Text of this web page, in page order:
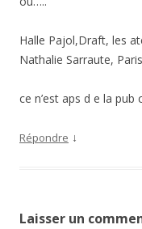
Halle Pajol,Draft, les
Nathalie Sarraute,
ce n’est aps d e la pub
Répondre ↓
Laisser un